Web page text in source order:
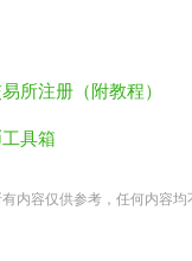
所注册（附教程）
具箱
内容仅供参考，任何内容